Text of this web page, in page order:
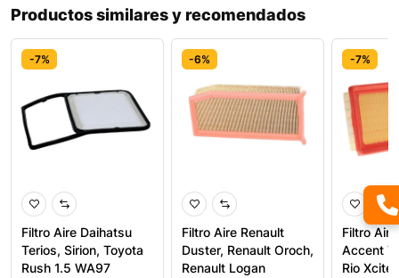
Productos similares y recomendados
-7%
Filtro Aire Daihatsu
Terios, Sirion, Toyota
Rush 1.5 WA97
-6%
Filtro Aire Renault
Duster, Renault Oroch,
Renault Logan
-7%
Filtro
Accent
Rio Xcite